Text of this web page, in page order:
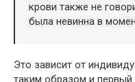
крови также не
была невинна в
Это зависит от
таким образом и